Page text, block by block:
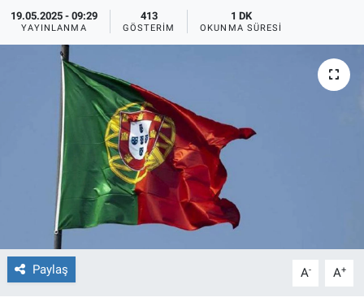
19.05.2025 - 09:29
YAYINLANMA
413
GÖSTERIM
1 DK
OKUNMA SÜRESI
Paylaş A- A+
Eğitim
Eğlence
Ekonomi
Forum
Gerçeğin İzinde
Gün Başlıyor
Gün Bitiyor